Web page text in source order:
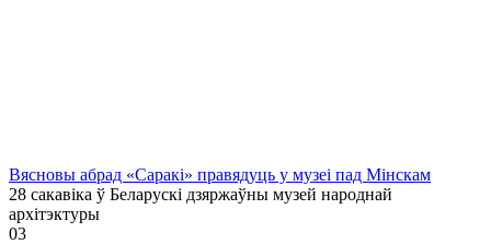
Вясновы абрад «Саракі» правядуць у музеі пад Мінскам
28 сакавіка ў Беларускі дзяржаўны музей народнай
архітэктуры
03